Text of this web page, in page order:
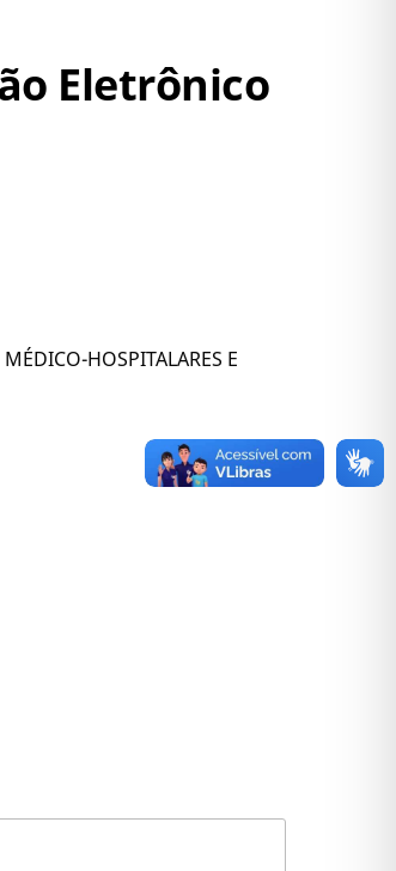
Eletrônico
HOSPITALARES E